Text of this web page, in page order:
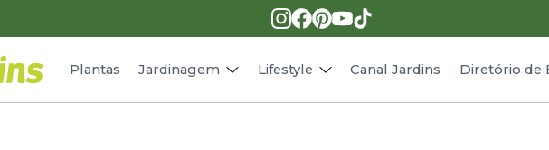
Plantas Jardinagem Lifestyle
Receitas
Canal Jardins Diretório de